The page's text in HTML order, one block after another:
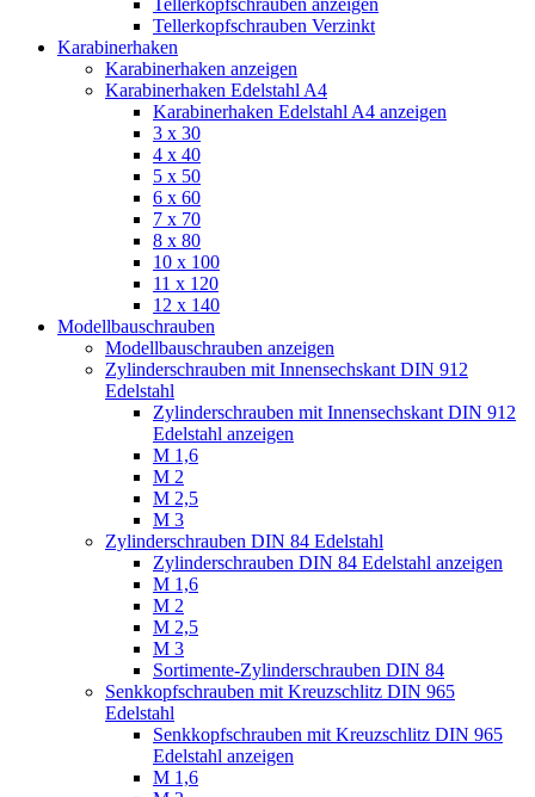
Tellerkopfschrauben Verzinkt
Karabinerhaken
Karabinerhaken anzeigen
Karabinerhaken Edelstahl A4
Karabinerhaken Edelstahl A4 anzeigen
3 x 30
4 x 40
5 x 50
6 x 60
7 x 70
8 x 80
10 x 100
11 x 120
12 x 140
Modellbauschrauben
Modellbauschrauben anzeigen
Zylinderschrauben mit Innensechskant DIN 912
Edelstahl
Zylinderschrauben mit Innensechskant DIN 912
Edelstahl anzeigen
M 1,6
M 2
M 2,5
M 3
Zylinderschrauben DIN 84 Edelstahl
Zylinderschrauben DIN 84 Edelstahl anzeigen
M 1,6
M 2
M 2,5
M 3
Sortimente-Zylinderschrauben DIN 84
Senkkopfschrauben mit Kreuzschlitz DIN 965
Edelstahl
Senkkopfschrauben mit Kreuzschlitz DIN 965
Edelstahl anzeigen
M 1,6